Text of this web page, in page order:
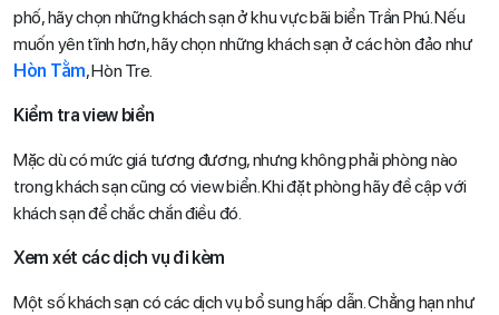
phố, hãy chọn những khách sạn ở khu vực bãi biển Trần Phú. Nếu
muốn yên tĩnh hơn, hãy chọn những khách sạn ở các hòn đảo như
Hòn Tằm, Hòn Tre.
Kiểm tra view biển
Mặc dù có mức giá tương đương, nhưng không phải phòng nào
trong khách sạn cũng có view biển. Khi đặt phòng hãy đề cập với
khách sạn để chắc chắn điều đó.
Xem xét các dịch vụ đi kèm
Một số khách sạn có các dịch vụ bổ sung hấp dẫn. Chẳng hạn như